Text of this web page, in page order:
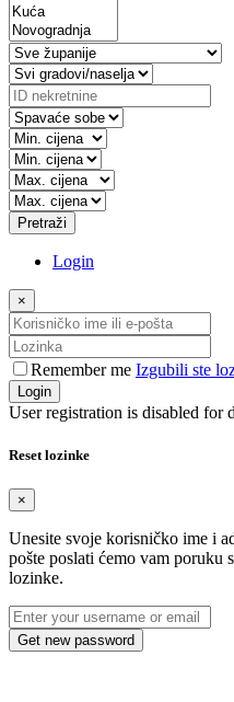
Pretraži
Login
×
Remember me Izgubili ste
Login
User registration is disabled for
Reset lozinke
×
Unesite svoje korisničko ime i
pošte poslati ćemo vam poruku
lozinke.
Get new password